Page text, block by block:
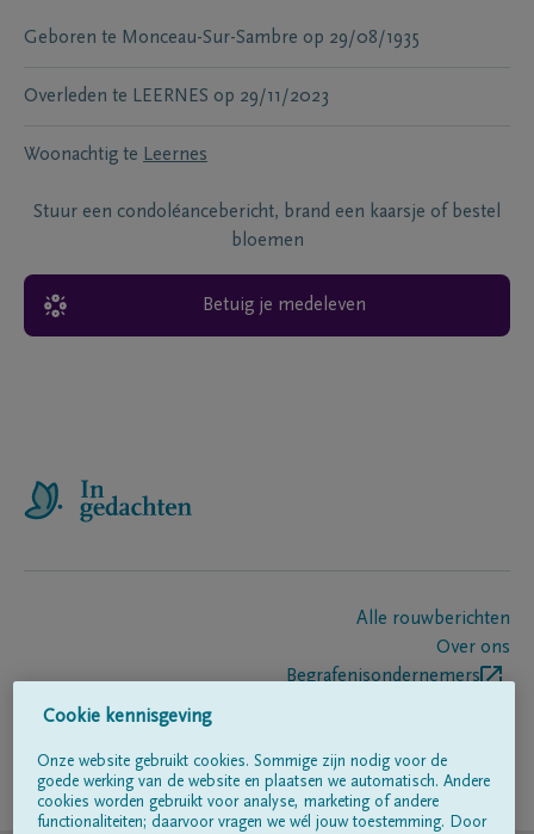
Geboren te Monceau-Sur-Sambre op 29/08/1935
Overleden te LEERNES op 29/11/2023
Woonachtig te Leernes
Stuur een condoléancebericht, brand een kaarsje of bestel
bloemen
Betuig je medeleven
Alle rouwberichten
Over ons
Begrafenisondernemers
Volg ons op
Cookie kennisgeving
Onze website gebruikt cookies. Sommige zijn nodig voor de
goede werking van de website en plaatsen we automatisch. Andere
cookies worden gebruikt voor analyse, marketing of andere
functionaliteiten; daarvoor vragen we wél jouw toestemming. Door